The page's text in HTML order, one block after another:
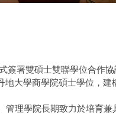
署雙碩士雙聯學位合作
大學商學院碩士學位，
理學院長期致力於培育